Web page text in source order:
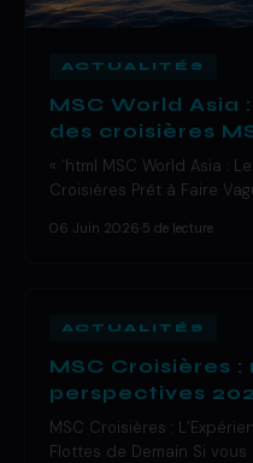
ACTUALITÉS
MSC World Asia
des croisières
« `html MSC World Asia :
Croisières Prêt à Faire
06 Juin 2026 5 de lecture
ACTUALITÉS
MSC Croisières
perspectives
MSC Croisières :
Flottes de Demain Si